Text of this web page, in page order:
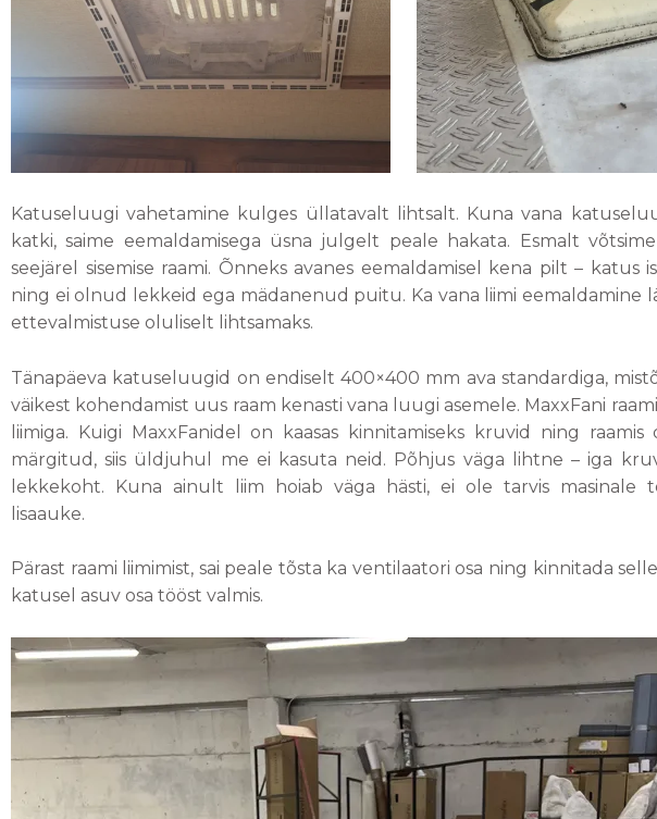
Katuseluugi vahetamine kulges üllatavalt lihtsalt. Kuna vana
katki, saime eemaldamisega üsna julgelt peale hakata. Esmalt
seejärel sisemise raami. Õnneks avanes eemaldamisel kena pilt – katus
ning ei olnud lekkeid ega mädanenud puitu. Ka vana liimi eemaldamine
ettevalmistuse oluliselt lihtsamaks.
Tänapäeva katuseluugid on endiselt 400×400 mm ava standardiga,
väikest kohendamist uus raam kenasti vana luugi asemele. MaxxFani
liimiga. Kuigi MaxxFanidel on kaasas kinnitamiseks kruvid ning
märgitud, siis üldjuhul me ei kasuta neid. Põhjus väga lihtne – iga
lekkekoht. Kuna ainult liim hoiab väga hästi, ei ole tarvis masinale
lisaauke.
Pärast raami liimimist, sai peale tõsta ka ventilaatori osa ning kinnitada
katusel asuv osa tööst valmis.